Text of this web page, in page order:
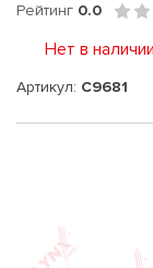
Рейтинг 0.0
Нет в наличии
Артикул: C9681